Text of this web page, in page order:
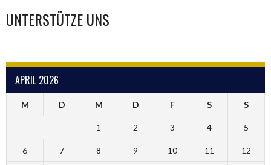
UNTERSTÜTZE UNS
APRIL 2026
M D M D F S S
1 2 3 4 5
6 7 8 9 10 11 12